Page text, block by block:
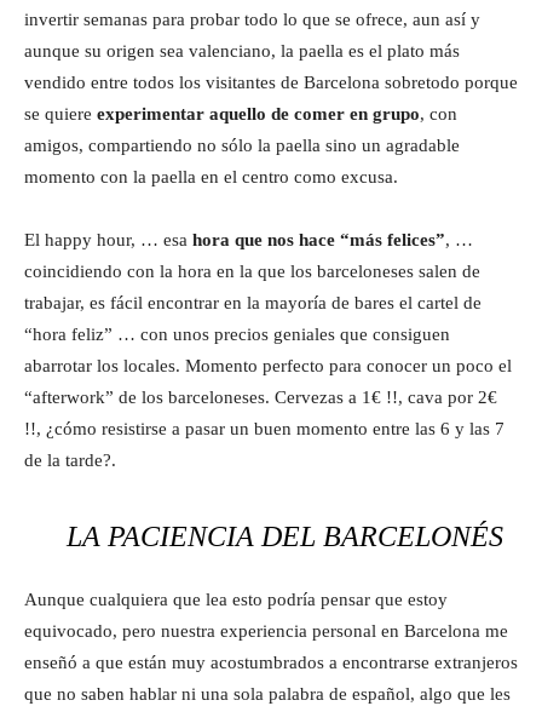
invertir semanas para probar todo lo que se ofrece, aun así y
aunque su origen sea valenciano, la paella es el plato más
vendido entre todos los visitantes de Barcelona sobretodo porque
se quiere experimentar aquello de comer en grupo, con
amigos, compartiendo no sólo la paella sino un agradable
momento con la paella en el centro como excusa.
El happy hour, … esa hora que nos hace “más felices”, …
coincidiendo con la hora en la que los barceloneses salen de
trabajar, es fácil encontrar en la mayoría de bares el cartel de
“hora feliz” … con unos precios geniales que consiguen
abarrotar los locales. Momento perfecto para conocer un poco el
“afterwork” de los barceloneses. Cervezas a 1€ !!, cava por 2€
!!, ¿cómo resistirse a pasar un buen momento entre las 6 y las 7
de la tarde?.
LA PACIENCIA DEL BARCELONÉS
Aunque cualquiera que lea esto podría pensar que estoy
equivocado, pero nuestra experiencia personal en Barcelona me
enseñó a que están muy acostumbrados a encontrarse extranjeros
que no saben hablar ni una sola palabra de español, algo que les